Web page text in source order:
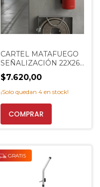
CARTEL MATAFUEGO
SEÑALIZACIÓN 22X26.
EXTINCENTER
$7.620,00
¡Solo quedan 4 en stock!
COMPRAR
GRATIS